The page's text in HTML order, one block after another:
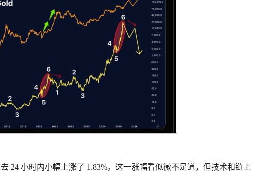
24 小时内小幅上涨了 1.83%。这一涨幅看似微不足道，但技术和链上